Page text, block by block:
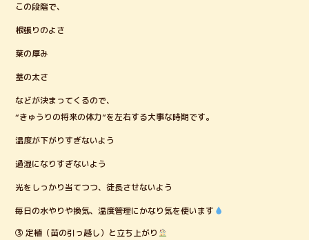
この段階で、
根張りのよさ
葉の厚み
茎の太さ
などが決まってくるので、
“きゅうりの将来の体力”を左右する大事な時期です。
温度が下がりすぎないよう
過湿になりすぎないよう
光をしっかり当てつつ、徒長させないよう
毎日の水やりや換気、温度管理にかなり気を使います
③ 定植（苗の引っ越し）と立ち上がり